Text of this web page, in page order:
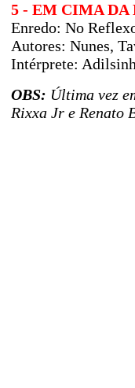
5 - EM CIMA DA
Enredo: No
Autores: Nunes,
Intérprete:
OBS: Última vez
Rixxa Jr e Renato